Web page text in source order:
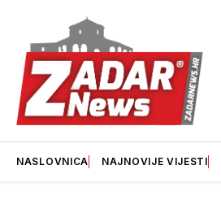
NASLOVNICA NAJNOVIJE VIJESTI